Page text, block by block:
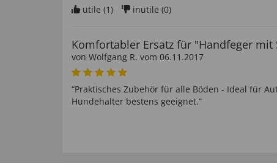
utile (1) inutile (0)
Komfortabler Ersatz für "Handfeger mit
von Wolfgang R. vom 06.11.2017
“Praktisches Zubehör für alle Böden - Ideal für
Hundehalter bestens geeignet.”